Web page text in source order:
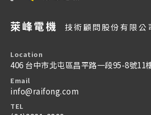
萊峰電機 技術顧問股份有限公
Location
406 台中市北屯區昌平路一段95-8號11
Email
info@raifong.com
TEL